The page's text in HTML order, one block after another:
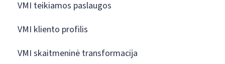
VMI teikiamos paslaugos
VMI kliento profilis
VMI skaitmeninė transformacija